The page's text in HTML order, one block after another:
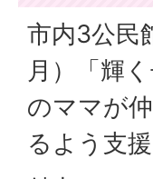
市内3公民
月）「輝
のママが
るよう支